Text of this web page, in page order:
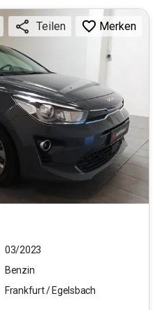
Teilen Merken
03/2023
Benzin
Frankfurt / Egelsbach